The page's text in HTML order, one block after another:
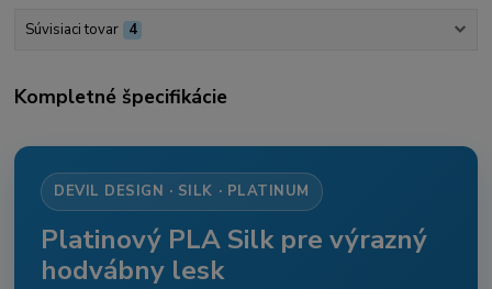
Súvisiaci tovar 4
Kompletné špecifikácie
DEVIL DESIGN · SILK · PLATINUM
Platinový PLA Silk pre výrazný
hodvábny lesk